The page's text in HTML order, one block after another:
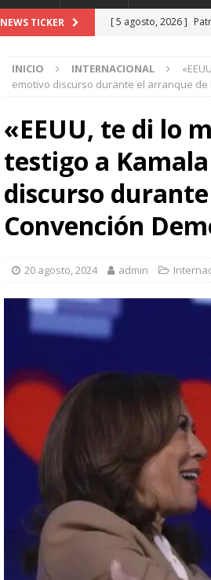
NEWS TICKER [ 5 agosto, 2026 ]
[ 5 agosto, 2026 ]
[ 5 agosto, 2026 ]
Se
cercados por
[ 5 agosto, 2026 ]
[ 5 agosto, 2026 ]
INICIO INTERNACIONAL
emotivo discurso durante el arranque de
«EEUU, te di lo
testigo a
discurso
Convención
20 agosto, 2024 admin